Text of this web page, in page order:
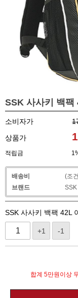
SSK 사사키 백팩
소비자가
상품가
적립금
배송비
(조
브랜드
SSK
SSK 사사키 백팩 42L
+1 -1
합계 5만원이상